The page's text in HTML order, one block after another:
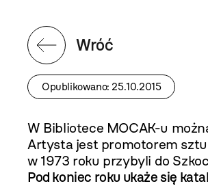
Wróć
Opublikowano: 25.10.2015
W Bibliotece MOCAK-u
Artysta jest promotorem
w 1973 roku przybyli do
Pod koniec roku ukaże się